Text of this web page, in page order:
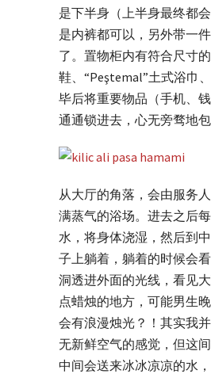
是下半身（上半身最终都
是内裤都可以，另外带一
了。置物柜内有符合尺寸
鞋、“Peştemal”土式浴巾
毕后将重要物品（手机、钱
通通锁进去，心无旁骛地包
从大厅的角落，会由服务
满蒸气的浴场。进去之后
水，将身体浇湿，然后到
子上躺着，躺着的时候会
洞透进外面的光线，看见
点蜡烛的地方，可能男生
会有浪漫烛光？！其实我
无新鲜空气的感觉，但这
中间会送来冰冰凉凉的水